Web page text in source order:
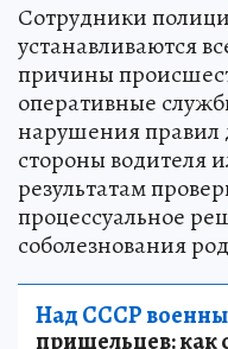
Сотрудники
устанавливаются
причины
оперативные
нарушения правил
стороны водителя
результатам
процессуальное
соболезнования
Над СССР
пришельцев: как